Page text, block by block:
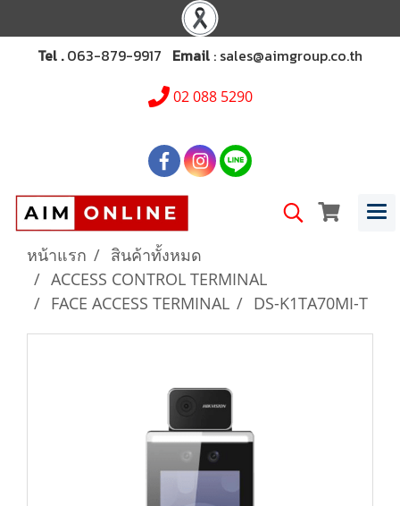
Tel .063-879-9917 Email : sales@aimgroup.co.th
02 088 5290
หน้าแรก
สินค้าทั้งหมด
ACCESS CONTROL TERMINAL
FACE ACCESS TERMINAL
DS-K1TA70MI-T